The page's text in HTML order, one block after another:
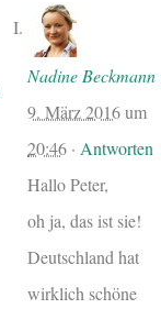
Nadine Beckmann
9. März 2016um
20:46 · Antworten
Hallo Peter,
oh ja, das ist sie!
Deutschland hat
wirklich schöne